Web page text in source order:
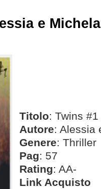
e
Titolo: Twins #1
Autore: Alessia
Genere: Thriller
Pag: 57
Rating: AA-
Link Acquisto